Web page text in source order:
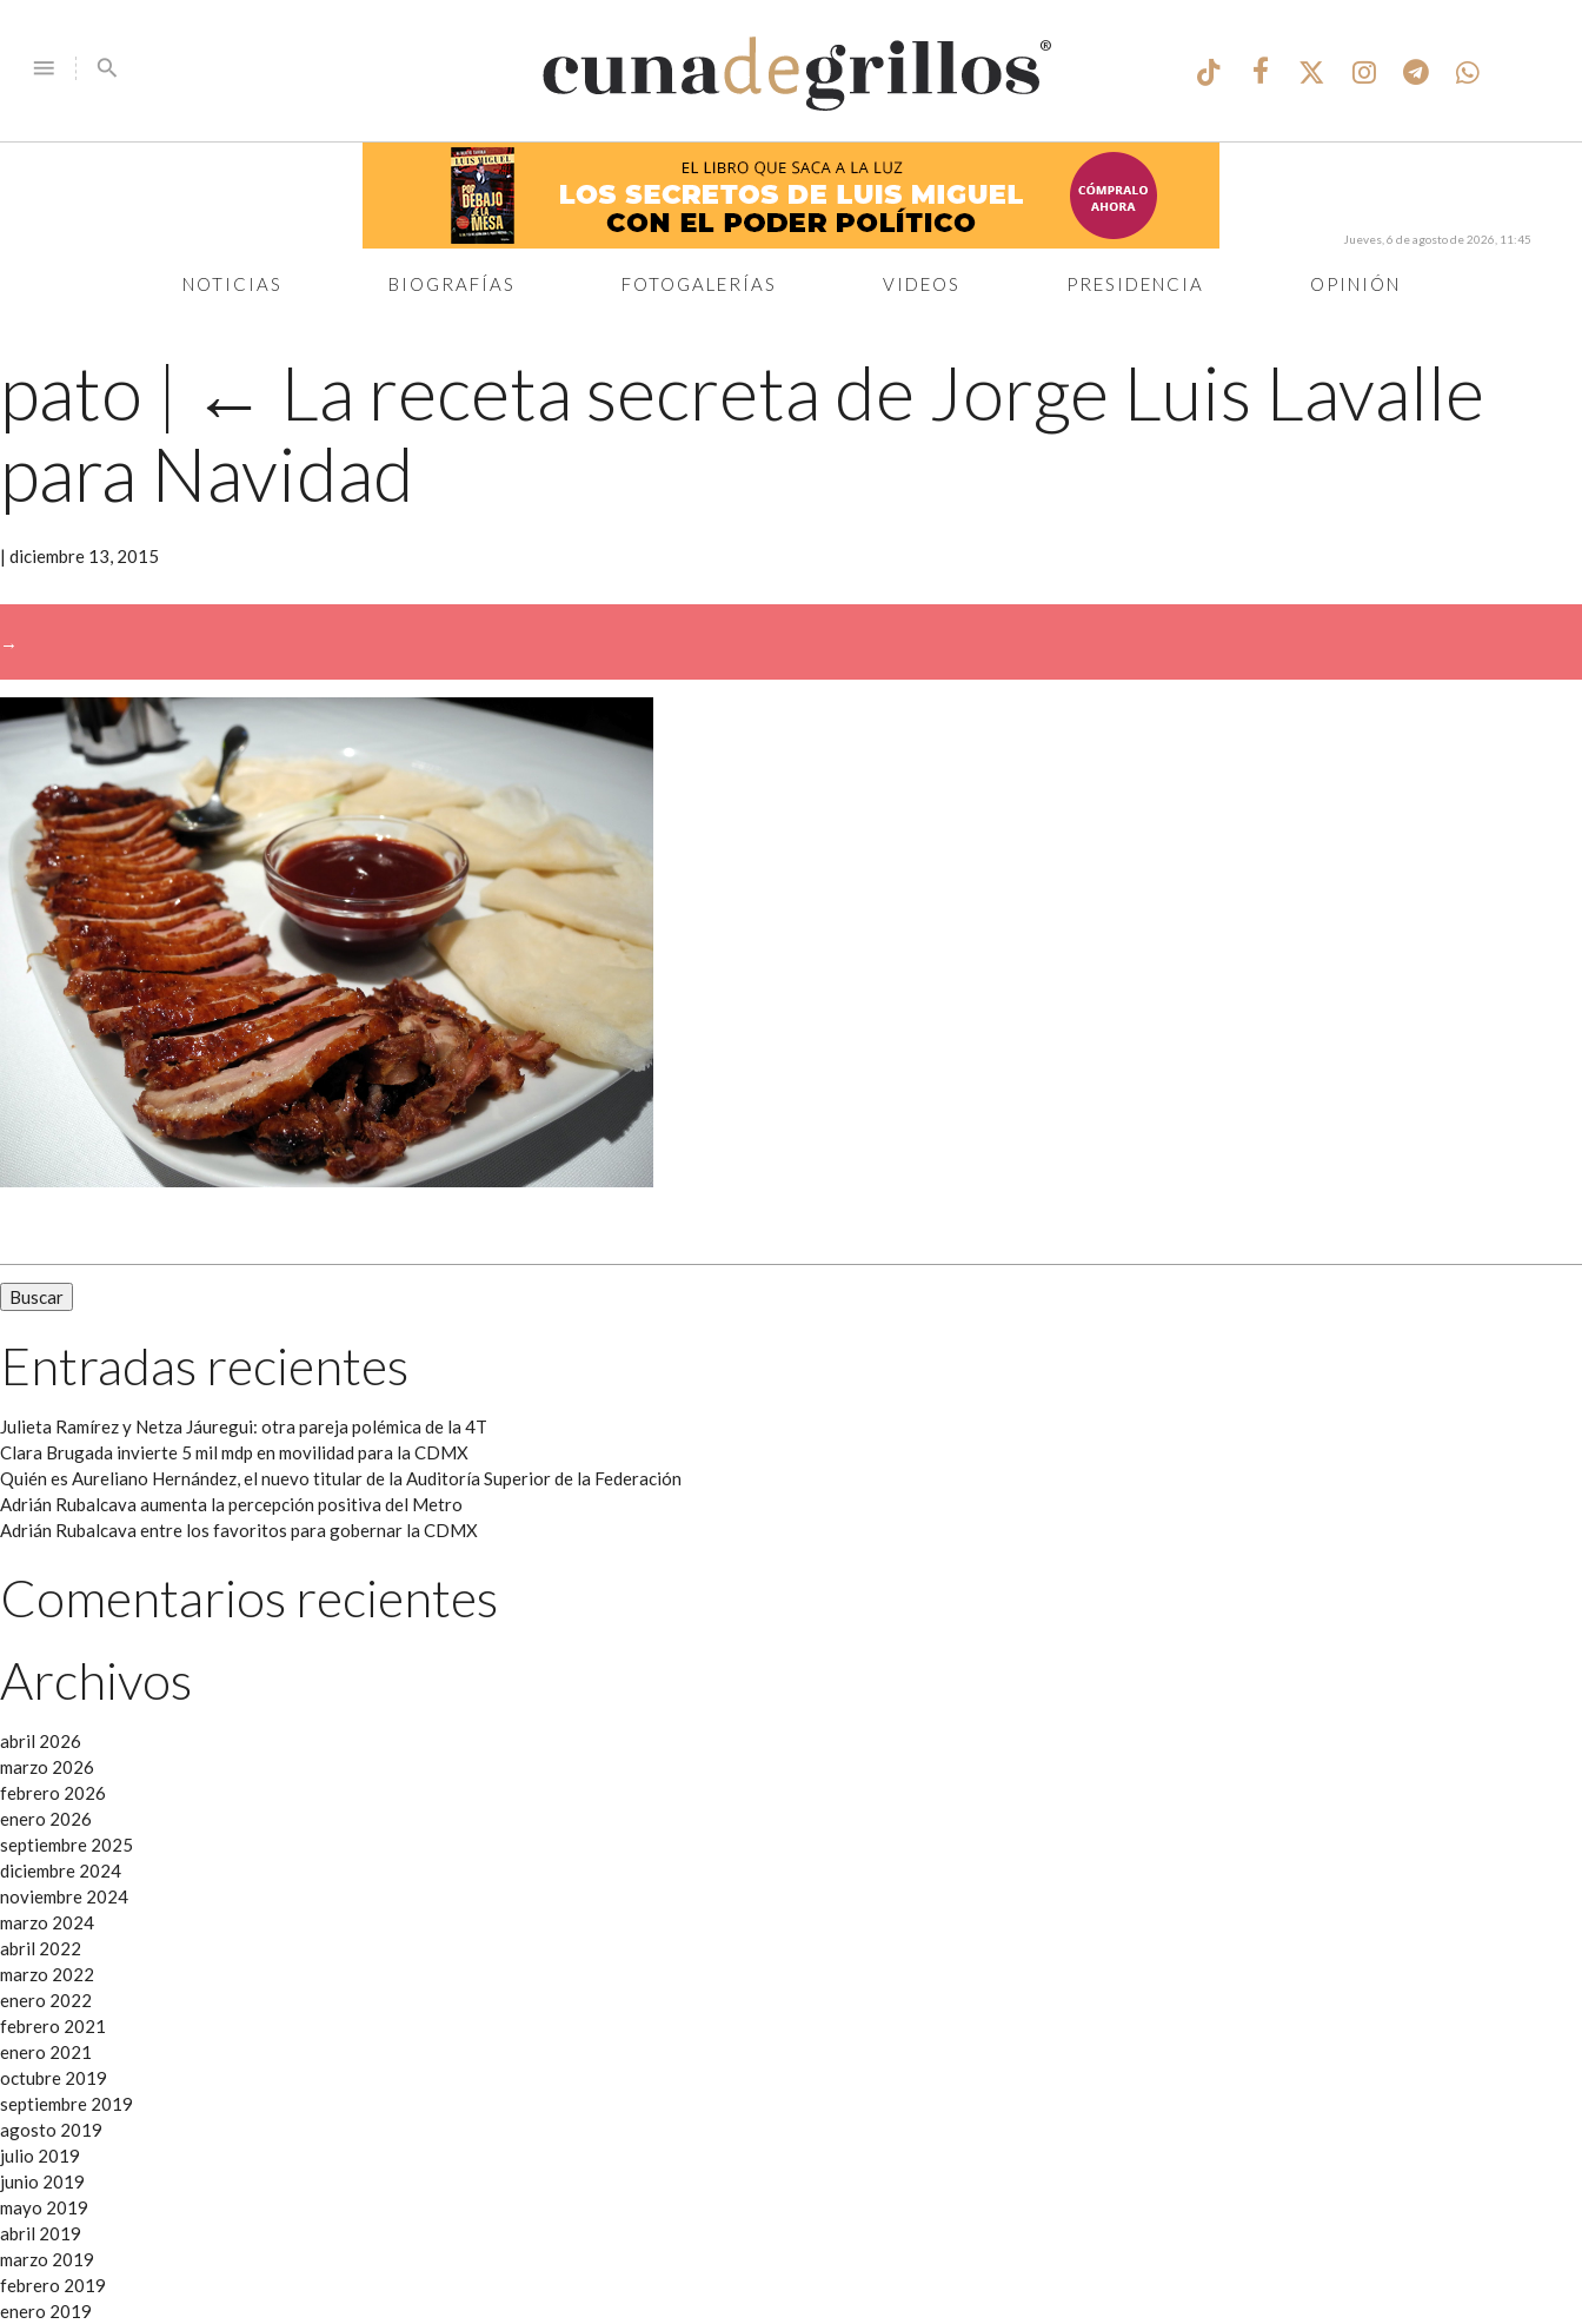
menu search
®
NOTICIAS BIOGRAFÍAS FOTOGALERÍAS VIDEOS PRESIDENCIA OPINIÓN
Jueves, 6 de agosto de 2026, 11:45
pato | ← La receta secreta de Jorge Luis Lavalle
para Navidad
| diciembre 13, 2015
→
Entradas recientes
Julieta Ramírez y Netza Jáuregui: otra pareja polémica de la 4T
Clara Brugada invierte 5 mil mdp en movilidad para la CDMX
Quién es Aureliano Hernández, el nuevo titular de la Auditoría Superior de la Federación
Adrián Rubalcava aumenta la percepción positiva del Metro
Adrián Rubalcava entre los favoritos para gobernar la CDMX
Comentarios recientes
Archivos
abril 2026
marzo 2026
febrero 2026
enero 2026
septiembre 2025
diciembre 2024
noviembre 2024
marzo 2024
abril 2022
marzo 2022
enero 2022
febrero 2021
enero 2021
octubre 2019
septiembre 2019
agosto 2019
julio 2019
junio 2019
mayo 2019
abril 2019
marzo 2019
febrero 2019
enero 2019